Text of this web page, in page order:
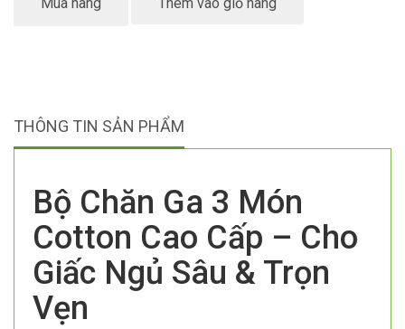
Mua hàng Thêm vào giỏ hàng
THÔNG TIN SẢN PHẨM
Bộ Chăn Ga 3 Món
Cotton Cao Cấp – Cho
Giấc Ngủ Sâu & Trọn
Vẹn